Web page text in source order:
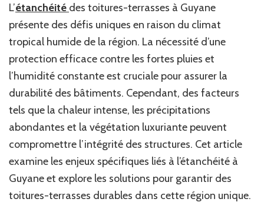
L’étanchéité des toitures-terrasses à Guyane
présente des défis uniques en raison du climat
tropical humide de la région. La nécessité d’une
protection efficace contre les fortes pluies et
l’humidité constante est cruciale pour assurer la
durabilité des bâtiments. Cependant, des facteurs
tels que la chaleur intense, les précipitations
abondantes et la végétation luxuriante peuvent
compromettre l’intégrité des structures. Cet article
examine les enjeux spécifiques liés à l’étanchéité à
Guyane et explore les solutions pour garantir des
toitures-terrasses durables dans cette région unique.